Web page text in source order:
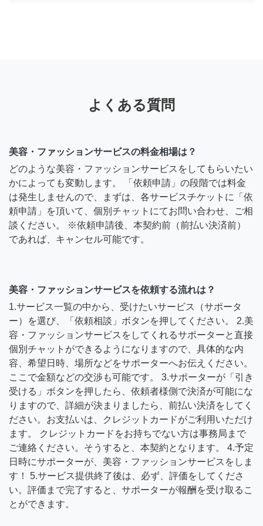
よくある質問
美容・ファッションサービスの料金相場は？
どのような美容・ファッションサービスをしてもらいたい
かによっても変動します。 「依頼申請」の段階では料金
は発生しませんので、まずは、各サービスチケットに「依
頼申請」を頂いて、個別チャットにてお問い合わせ、ご相
談ください。 ※依頼申請後、本契約前（前払い決済前）
であれば、キャンセル可能です。
美容・ファッションサービスを依頼する流れは？
1.サービス一覧の中から、受けたいサービス（サポータ
ー）を選び、「依頼相談」ボタンを押してください。 2.美
容・ファッションサービスをしてくれるサポーターと直接
個別チャットができるようになりますので、具体的な内
容、希望日時、場所などをサポーターへお伝えください。
ここで金額などの交渉も可能です。 3.サポーターが「引き
受ける」ボタンを押したら、依頼者様側で決済が可能にな
りますので、詳細が決まりましたら、前払い決済をしてく
ださい。お支払いは、クレジットカードがご利用いただけ
ます。 クレジットカードをお持ちでない方は事務局まで
ご連絡ください。そうすると、本契約となります。 4.予定
日時にサポーターが、美容・ファッションサービスをしま
す！ 5.サービス提供終了後は、必ず、評価をしてくださ
い。評価まで完了すると、サポーターが報酬を受け取るこ
とができます。